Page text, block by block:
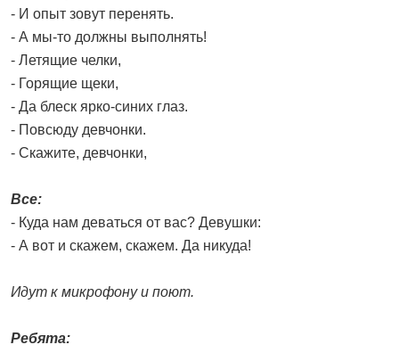
- И опыт зовут перенять.
- А мы-то должны выполнять!
- Летящие челки,
- Горящие щеки,
- Да блеск ярко-синих глаз.
- Повсюду девчонки.
- Скажите, девчонки,
Все:
- Куда нам деваться от вас? Девушки:
- А вот и скажем, скажем. Да никуда!
Идут к микрофону и поют.
Ребята: